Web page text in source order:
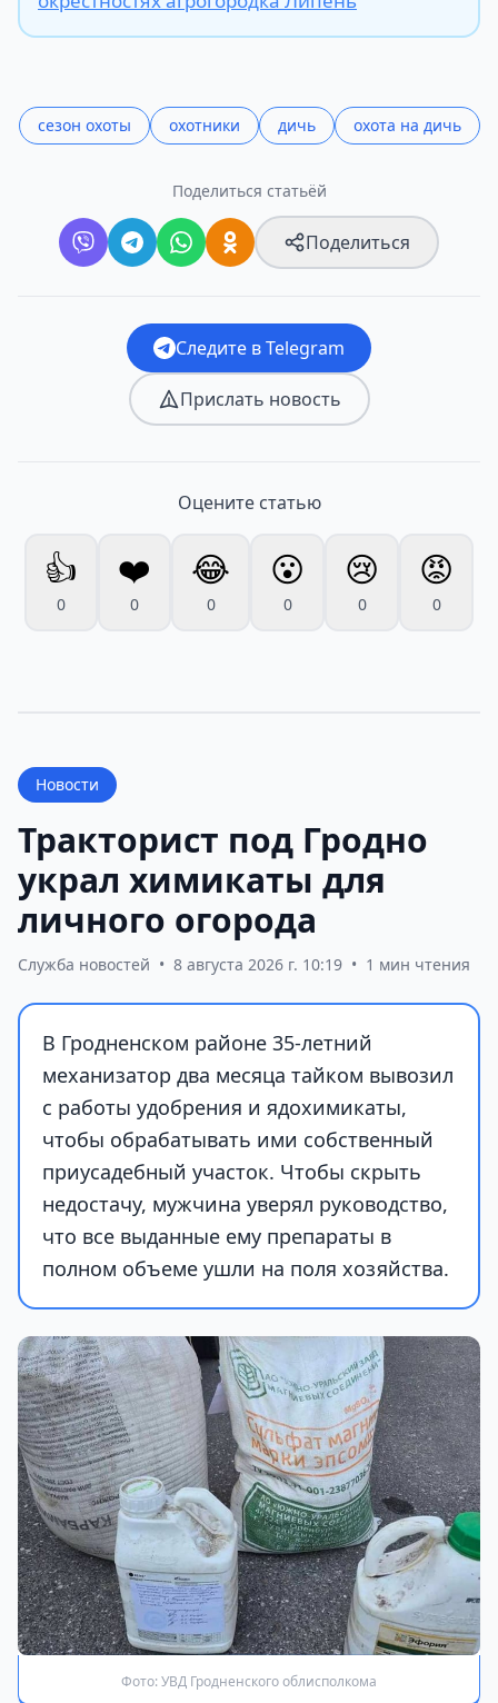
сезон охоты охотники дичь охота на дичь
Поделиться статьёй
Поделиться
Следите в Telegram
Прислать новость
Оцените статью
👍
0
❤️
0
😂
0
😮
0
😢
0
😡
0
Новости
Тракторист под Гродно
украл химикаты для
личного огорода
Служба новостей • 8 августа 2026 г. 10:19 • 1 мин чтения
В Гродненском районе 35-летний
механизатор два месяца тайком вывозил
с работы удобрения и ядохимикаты,
чтобы обрабатывать ими собственный
приусадебный участок. Чтобы скрыть
недостачу, мужчина уверял руководство,
что все выданные ему препараты в
полном объеме ушли на поля хозяйства.
Фото: УВД Гродненского облисполкома